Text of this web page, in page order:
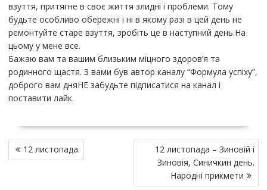
взуття, притягне в своє життя злидні і проблеми. Тому
будьте особливо обережні і ні в якому разі в цей день не
ремонтуйте старе взуття, зробіть це в наступний день.На
цьому у мене все.
Бажаю вам та вашим близьким міцного здоров’я та
родинного щастя. З вами був автор каналу “Формула успіху”,
доброго вам дняНЕ забудьте підписатися на канал і
поставити лайк.
Н
а
12 листопада.
12 листопада – Зиновій і
Зиновія, Синичкин день.
Народні прикмети